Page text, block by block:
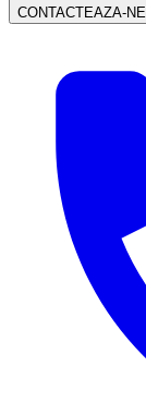
CONTACTEAZA-NE